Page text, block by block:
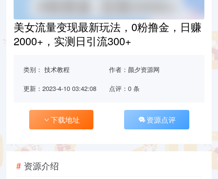
美女流量变现最新玩法，0粉撸金，日赚
2000+，实测日引流300+
类别：技术教程 作者：颜夕资源网
更新：2023-4-10 03:42:08 点评：0 条
下载地址 资源点评
资源介绍